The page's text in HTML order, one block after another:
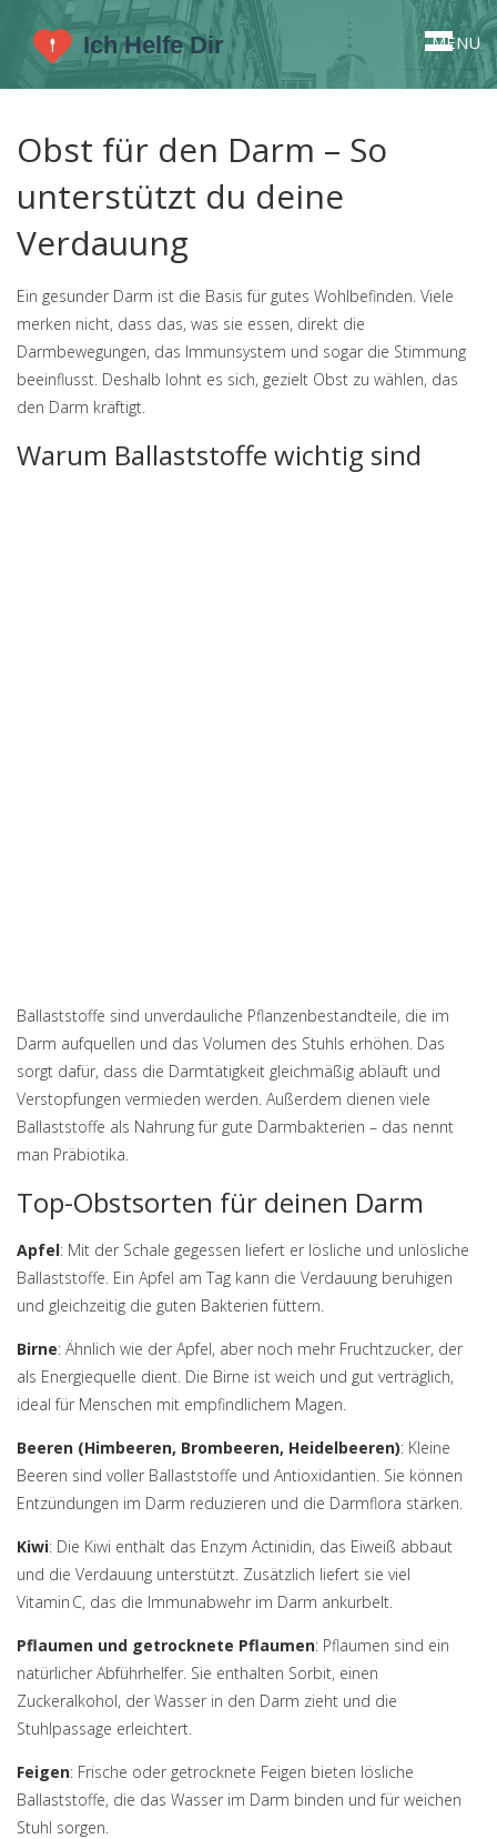
MENU
Obst für den Darm – So
unterstützt du deine
Verdauung
Ein gesunder Darm ist die Basis für gutes Wohlbefinden. Viele
merken nicht, dass das, was sie essen, direkt die
Darmbewegungen, das Immunsystem und sogar die Stimmung
beeinflusst. Deshalb lohnt es sich, gezielt Obst zu wählen, das
den Darm kräftigt.
Warum Ballaststoffe wichtig sind
Ballaststoffe sind unverdauliche Pflanzenbestandteile, die im
Darm aufquellen und das Volumen des Stuhls erhöhen. Das
sorgt dafür, dass die Darmtätigkeit gleichmäßig abläuft und
Verstopfungen vermieden werden. Außerdem dienen viele
Ballaststoffe als Nahrung für gute Darmbakterien – das nennt
man Präbiotika.
Top-Obstsorten für deinen Darm
Apfel: Mit der Schale gegessen liefert er lösliche und unlösliche
Ballaststoffe. Ein Apfel am Tag kann die Verdauung beruhigen
und gleichzeitig die guten Bakterien füttern.
Birne: Ähnlich wie der Apfel, aber noch mehr Fruchtzucker, der
als Energiequelle dient. Die Birne ist weich und gut verträglich,
ideal für Menschen mit empfindlichem Magen.
Beeren (Himbeeren, Brombeeren, Heidelbeeren): Kleine
Beeren sind voller Ballaststoffe und Antioxidantien. Sie können
Entzündungen im Darm reduzieren und die Darmflora stärken.
Kiwi: Die Kiwi enthält das Enzym Actinidin, das Eiweiß abbaut
und die Verdauung unterstützt. Zusätzlich liefert sie viel
Vitamin C, das die Immunabwehr im Darm ankurbelt.
Pflaumen und getrocknete Pflaumen: Pflaumen sind ein
natürlicher Abführhelfer. Sie enthalten Sorbit, einen
Zuckeralkohol, der Wasser in den Darm zieht und die
Stuhlpassage erleichtert.
Feigen: Frische oder getrocknete Feigen bieten lösliche
Ballaststoffe, die das Wasser im Darm binden und für weichen
Stuhl sorgen.